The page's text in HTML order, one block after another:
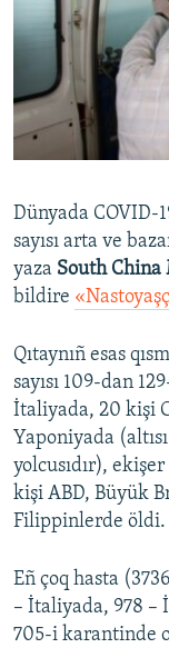
BLOGLAR
Русский
Українською
QOŞULIÑIZ!
Dünyada COVID-
sayısı arta ve
yaza South China
bildire
Qıtaynıñ esas
sayısı 109-dan
İtaliyada, 20 kişi
Yaponiyada
yolcusıdır),
kişi ABD, Büyük
Filippinlerde öldi.
Eñ çoq hasta
– İtaliyada, 978 –
705-i karantinde